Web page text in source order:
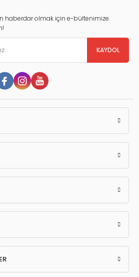
haberdar olmak için e-bültenimize
KAYDOL